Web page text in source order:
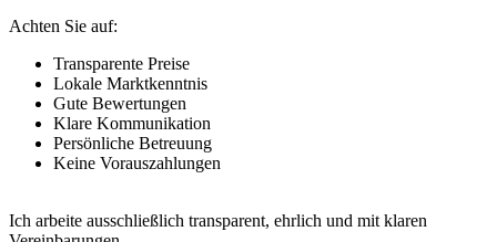
Achten Sie auf:
Transparente Preise
Lokale Marktkenntnis
Gute Bewertungen
Klare Kommunikation
Persönliche Betreuung
Keine Vorauszahlungen
Ich arbeite ausschließlich transparent, ehrlich und mit klaren